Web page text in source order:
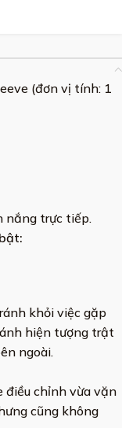
(đơn vị tính: 1
nắng trực tiếp.
khỏi việc gặp
hiện tượng trật
ngoài.
điều chỉnh vừa vặn
cũng không